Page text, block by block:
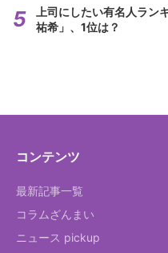
上司にしたい有名人ラ
祐希」、1位は？
コンテンツ
最新記事一覧
コラムざんまい
ニュース pickup